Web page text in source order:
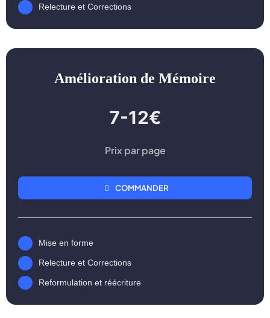
Relecture et Corrections
Amélioration de Mémoire
7-12€
Prix par page
COMMANDER
Mise en forme
Relecture et Corrections
Reformulation et réécriture